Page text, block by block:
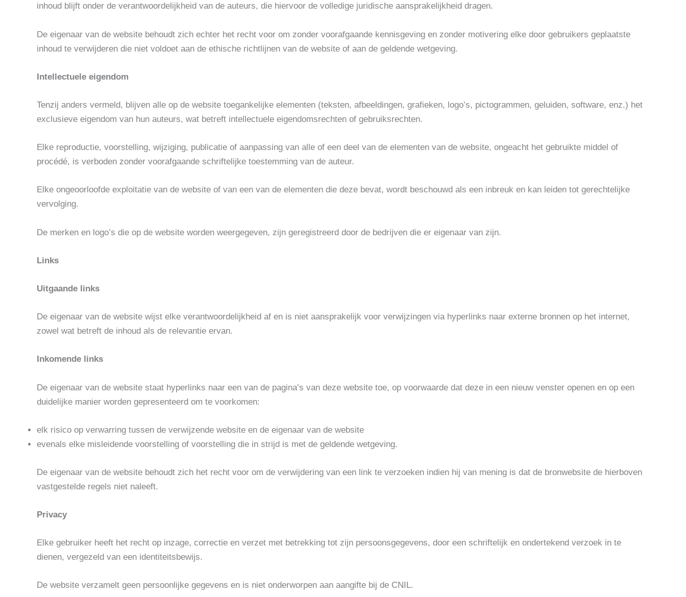
inhoud blijft onder de verantwoordelijkheid van de auteurs, die hiervoor de volledige juridische aansprakelijkheid dragen.
De eigenaar van de website behoudt zich echter het recht voor om zonder voorafgaande kennisgeving en zonder motivering elke door gebruikers geplaatste
inhoud te verwijderen die niet voldoet aan de ethische richtlijnen van de website of aan de geldende wetgeving.
Intellectuele eigendom
Tenzij anders vermeld, blijven alle op de website toegankelijke elementen (teksten, afbeeldingen, grafieken, logo’s, pictogrammen, geluiden, software, enz.) het
exclusieve eigendom van hun auteurs, wat betreft intellectuele eigendomsrechten of gebruiksrechten.
Elke reproductie, voorstelling, wijziging, publicatie of aanpassing van alle of een deel van de elementen van de website, ongeacht het gebruikte middel of
procédé, is verboden zonder voorafgaande schriftelijke toestemming van de auteur.
Elke ongeoorloofde exploitatie van de website of van een van de elementen die deze bevat, wordt beschouwd als een inbreuk en kan leiden tot gerechtelijke
vervolging.
De merken en logo’s die op de website worden weergegeven, zijn geregistreerd door de bedrijven die er eigenaar van zijn.
Links
Uitgaande links
De eigenaar van de website wijst elke verantwoordelijkheid af en is niet aansprakelijk voor verwijzingen via hyperlinks naar externe bronnen op het internet,
zowel wat betreft de inhoud als de relevantie ervan.
Inkomende links
De eigenaar van de website staat hyperlinks naar een van de pagina’s van deze website toe, op voorwaarde dat deze in een nieuw venster openen en op een
duidelijke manier worden gepresenteerd om te voorkomen:
elk risico op verwarring tussen de verwijzende website en de eigenaar van de website
evenals elke misleidende voorstelling of voorstelling die in strijd is met de geldende wetgeving.
De eigenaar van de website behoudt zich het recht voor om de verwijdering van een link te verzoeken indien hij van mening is dat de bronwebsite de hierboven
vastgestelde regels niet naleeft.
Privacy
Elke gebruiker heeft het recht op inzage, correctie en verzet met betrekking tot zijn persoonsgegevens, door een schriftelijk en ondertekend verzoek in te
dienen, vergezeld van een identiteitsbewijs.
De website verzamelt geen persoonlijke gegevens en is niet onderworpen aan aangifte bij de CNIL.